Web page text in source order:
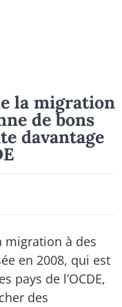
la migration
de bons
davantage
migration à des
en 2008, qui est
pays de l’OCDE,
des